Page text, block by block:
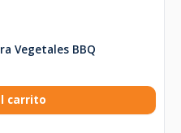
Vegetales BBQ
carrito